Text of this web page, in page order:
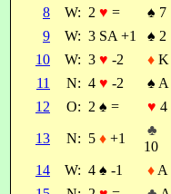
8
W: 2 ♥ = ♠ 7
9
W: 3 SA +1 ♠ 2
10
W: 3 ♥ -2 ♦ K
11
N: 4 ♥ -2 ♠ A
12
O: 2 ♠ = ♥ 4
13 N: 5 ♦ +1
♣
10
14 W: 4 ♠ -1 ♦ A